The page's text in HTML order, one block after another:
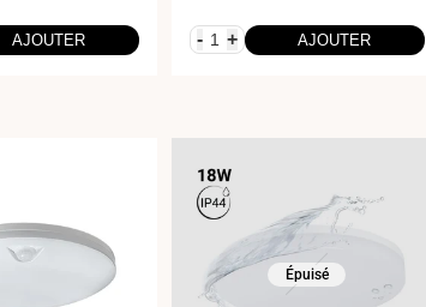
AJOUTER - + AJOUTER
Épuisé